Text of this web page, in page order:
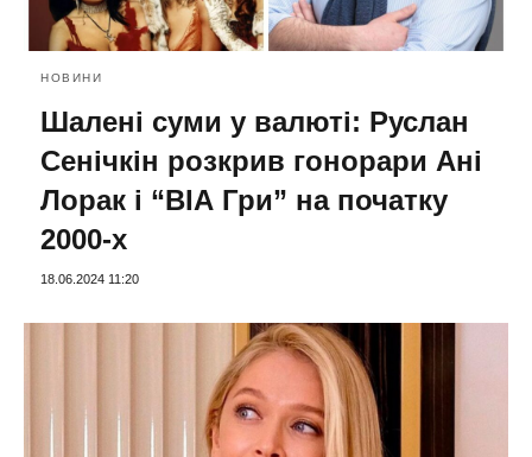
НОВИНИ
Шалені суми у валюті: Руслан
Сенічкін розкрив гонорари Ані
Лорак і “ВІА Гри” на початку
2000-х
18.06.2024 11:20